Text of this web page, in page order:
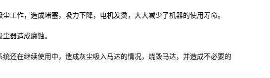
作，造成堵塞，吸力下降，电机发烫，大大减少了机器的使用寿命。
器造成腐蚀。
在继续使用中，造成灰尘吸入马达的情况，烧毁马达，并造成不必要的